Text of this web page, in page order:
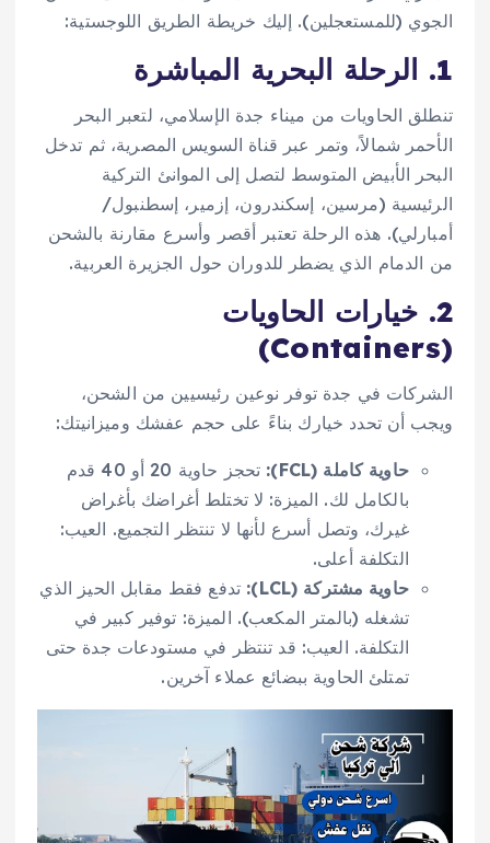
الجوي (للمستعجلين). إليك خريطة الطريق اللوجستية:
1. الرحلة البحرية المباشرة
تنطلق الحاويات من ميناء جدة الإسلامي، لتعبر البحر
الأحمر شمالاً، وتمر عبر قناة السويس المصرية، ثم تدخل
البحر الأبيض المتوسط لتصل إلى الموانئ التركية
الرئيسية (مرسين، إسكندرون، إزمير، إسطنبول/
أمبارلي). هذه الرحلة تعتبر أقصر وأسرع مقارنة بالشحن
من الدمام الذي يضطر للدوران حول الجزيرة العربية.
2. خيارات الحاويات
(Containers)
الشركات في جدة توفر نوعين رئيسيين من الشحن،
ويجب أن تحدد خيارك بناءً على حجم عفشك وميزانيتك:
حاوية كاملة (FCL):
تحجز حاوية 20 أو 40 قدم
بالكامل لك. الميزة: لا تختلط أغراضك بأغراض
غيرك، وتصل أسرع لأنها لا تنتظر التجميع. العيب:
التكلفة أعلى.
حاوية مشتركة (LCL):
تدفع فقط مقابل الحيز الذي
تشغله (بالمتر المكعب). الميزة: توفير كبير في
التكلفة. العيب: قد تنتظر في مستودعات جدة حتى
تمتلئ الحاوية ببضائع عملاء آخرين.